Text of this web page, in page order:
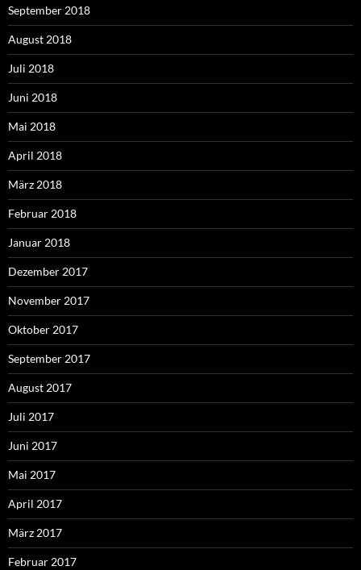
September 2018
August 2018
Juli 2018
Juni 2018
Mai 2018
April 2018
März 2018
Februar 2018
Januar 2018
Dezember 2017
November 2017
Oktober 2017
September 2017
August 2017
Juli 2017
Juni 2017
Mai 2017
April 2017
März 2017
Februar 2017